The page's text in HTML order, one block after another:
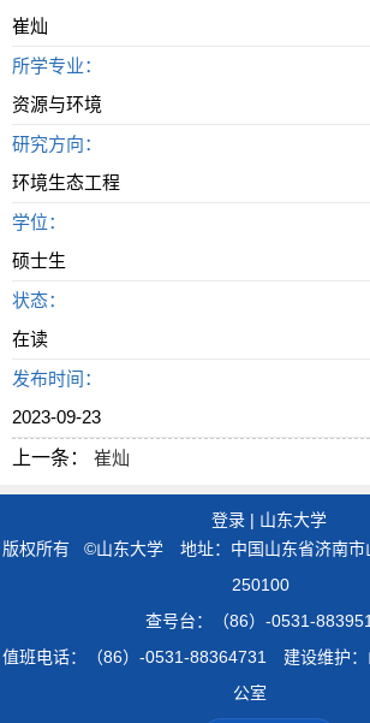
崔灿
所学专业：
资源与环境
研究方向：
环境生态工程
学位：
硕士生
状态：
在读
发布时间：
2023-09-23
上一条：
崔灿
登录 | 山东大学
版权所有 ©山东大学 地址：中国山东省济南市
250100
查号台：（86）-0531-
值班电话：（86）-0531-88364731 建设维护：
公室